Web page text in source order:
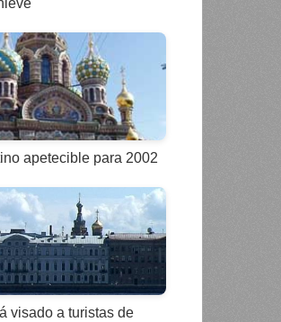
apetecible para 2002
visado a turistas de